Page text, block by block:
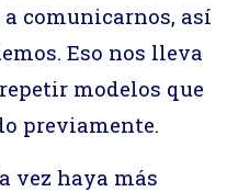
comunicarnos, así
Eso nos lleva
modelos que
previamente.
vez haya más